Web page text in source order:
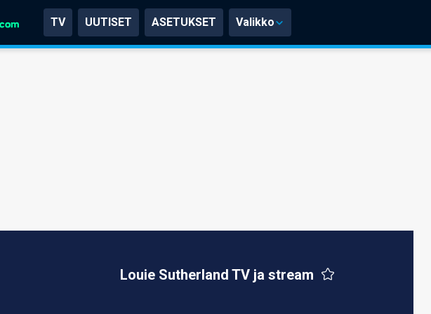
TV UUTISET ASETUKSET Valikko
Louie Sutherland TV ja stream